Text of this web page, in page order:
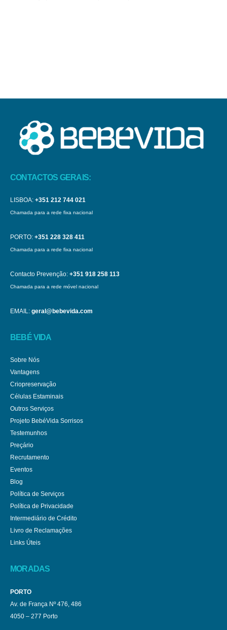
CONTACTOS GERAIS:
LISBOA: +351 212 744 021
Chamada para a rede fixa nacional
PORTO: +351 228 328 411
Chamada para a rede fixa nacional
Contacto Prevenção: +351 918 258 113
Chamada para a rede móvel nacional
EMAIL: geral@bebevida.com
BEBÉ VIDA
Sobre Nós
Vantagens
Criopreservação
Células Estaminais
Outros Serviços
Projeto BebéVida Sorrisos
Testemunhos
Preçário
Recrutamento
Eventos
Blog
Política de Serviços
Política de Privacidade
Intermediário de Crédito
Livro de Reclamações
Links Úteis
MORADAS
PORTO
Av. de França Nº 476, 486
4050 – 277 Porto